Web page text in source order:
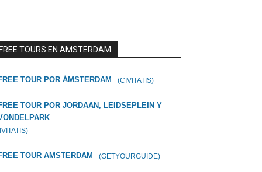
TOURS EN AMSTERDAM
TOUR POR ÁMSTERDAM (CIVITATIS)
TOUR POR JORDAAN, LEIDSEPLEIN Y
TOUR AMSTERDAM (GETYOURGUIDE)